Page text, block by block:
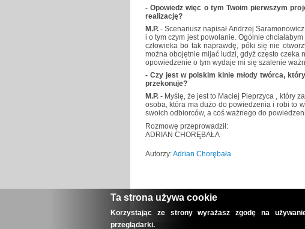
- Opowiedz więc o tym Twoim pierwszym
realizację?
M.P. - Scenariusz napisał Andrzej
i o tym czym jest powołanie. Ogólnie
człowieka bo tak naprawdę, póki się nie
można obojętnie mijać ludzi, gdyż często czeka
opowiedzenie o tym wydaje mi się szalenie
- Czy jest w polskim kinie młody twórca,
przekonuje?
M.P. - Myślę, że jest to Maciej Pieprzyca , który
osoba, która ma dużo do powiedzenia i robi to
swoich odbiorców, a coś ważnego do
Rozmowę przeprowadził:
ADRIAN CHORĘBAŁA
Autorzy:Adrian Chorębała
Ta strona używa cookie
Korzystając ze strony wyrażasz zgodę na
przeglądarki.